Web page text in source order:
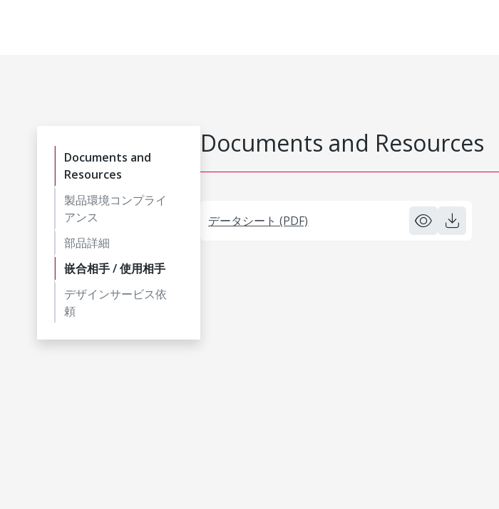
Documents and
Resources
製品環境コンプライ
アンス
部品詳細
嵌合相手 / 使用相手
デザインサービス依
頼
Documents and Resources
データシート (PDF)